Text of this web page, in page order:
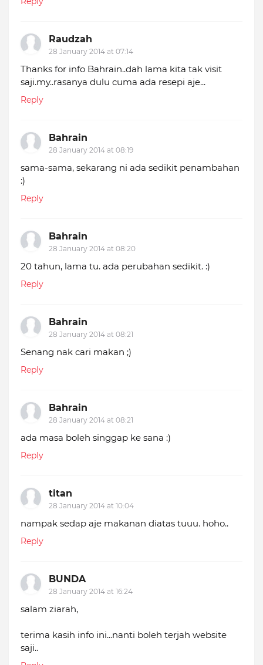
Raudzah
28 January 2014 at 07:14
Thanks for info Bahrain..dah lama kita tak visit
saji.my..rasanya dulu cuma ada resepi aje...
Reply
Bahrain
28 January 2014 at 08:19
sama-sama, sekarang ni ada sedikit penambahan
:)
Reply
Bahrain
28 January 2014 at 08:20
20 tahun, lama tu. ada perubahan sedikit. :)
Reply
Bahrain
28 January 2014 at 08:21
Senang nak cari makan ;)
Reply
Bahrain
28 January 2014 at 08:21
ada masa boleh singgap ke sana :)
Reply
titan
28 January 2014 at 10:04
nampak sedap aje makanan diatas tuuu. hoho..
Reply
BUNDA
28 January 2014 at 16:24
salam ziarah,
terima kasih info ini...nanti boleh terjah website
saji..